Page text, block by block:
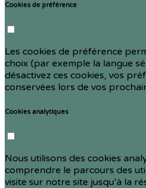
Cookies de préférence
Les cookies de préférence
choix (par exemple la langue
désactivez ces cookies, vos
conservées lors de vos
Cookies analytiques
Nous utilisons des cookies
comprendre le parcours des
visite sur notre site jusqu’à la